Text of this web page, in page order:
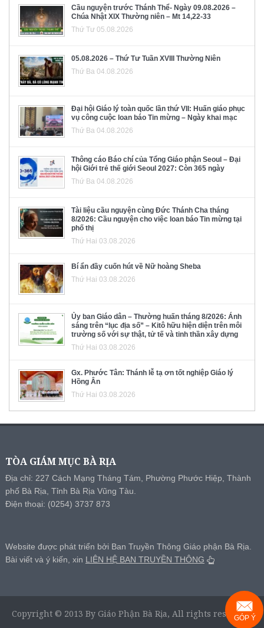
Cầu nguyện trước Thánh Thể- Ngày 09.08.2026 –
Chúa Nhật XIX Thường niên – Mt 14,22-33
Thứ Tư 05.08.2026
05.08.2026 – Thứ Tư Tuần XVIII Thường Niên
Thứ Ba 04.08.2026
Đại hội Giáo lý toàn quốc lần thứ VII: Huấn giáo phục
vụ công cuộc loan báo Tin mừng – Ngày khai mạc
Thứ Ba 04.08.2026
Thông cáo Báo chí của Tổng Giáo phận Seoul – Đại
hội Giới trẻ thế giới Seoul 2027: Còn 365 ngày
Thứ Ba 04.08.2026
Tài liệu cầu nguyện cùng Đức Thánh Cha tháng
8/2026: Cầu nguyện cho việc loan báo Tin mừng tại
phố thị
Thứ Hai 03.08.2026
Bí ẩn đầy cuốn hút về Nữ hoàng Sheba
Thứ Hai 03.08.2026
Ủy ban Giáo dân – Thường huấn tháng 8/2026: Ánh
sáng trên “lục địa số” – Kitô hữu hiện diện trên môi
trường số với sự thật, tử tế và tinh thần xây dựng
Thứ Hai 03.08.2026
Gx. Phước Tân: Thánh lễ tạ ơn tốt nghiệp Giáo lý
Hồng Ân
Thứ Hai 03.08.2026
TÒA GIÁM MỤC BÀ RỊA
Địa chỉ: 227 Cách Mạng Tháng Tám, Phường Phước Hiệp, Thành
phố Bà Rịa, Tỉnh Bà Rịa Vũng Tàu.
Điện thoại: (0254) 3737 873
Website được phát triển bởi Ban Truyền Thông Giáo phận Bà Rịa.
Bài viết và ý kiến, xin LIÊN HỆ BAN TRUYỀN THÔNG
Copyright © 2013 By Giáo Phận Bà Rịa, All rights reserved.
GÓP Ý